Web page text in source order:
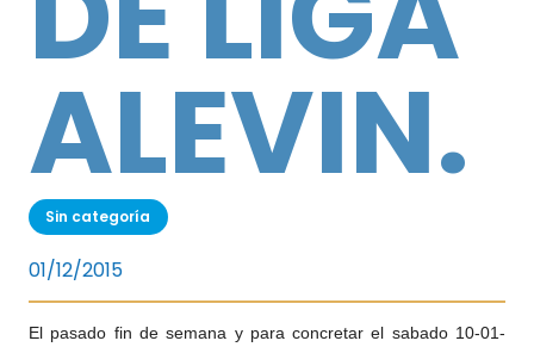
ALEVIN.
Sin categoría
01/12/2015
El pasado fin de semana y para concretar el sabado 10-01-